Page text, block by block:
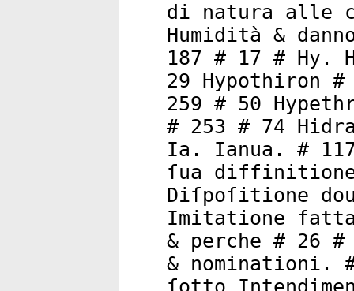
di natura alle
Humidità &
187 # 17 # Hy.
29 Hypothiron #
259 # 50
# 253 # 74
Ia. Ianua. #
ſua
Diſpoſitione
Imitatione
& perche # 26
& nominationi.